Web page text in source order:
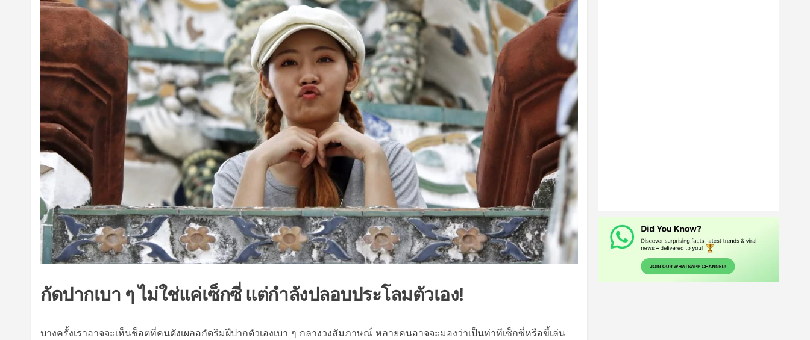
กัดปากเบา ๆ ไม่ใช่แค่เซ็กซี่ แต่กำลังปลอบประโลมตัวเอง!
บางครั้งเราอาจจะเห็นช็อตที่คนดังเผลอกัดริมฝีปากตัวเองเบา ๆ กลางวงสัมภาษณ์ หลายคนอาจจะมองว่าเป็นท่าทีเซ็กซี่หรือขี้เล่น